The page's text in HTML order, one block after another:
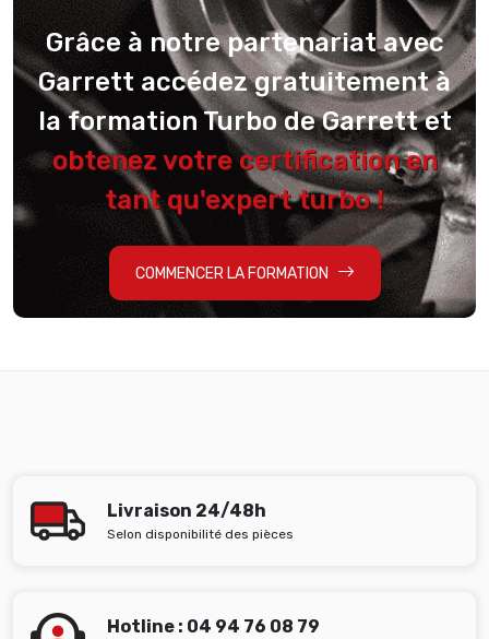
Grâce à notre partenariat avec
Garrett accédez gratuitement à
la formation Turbo de Garrett et
obtenez votre certification en
tant qu'expert turbo !
COMMENCER LA FORMATION
Livraison 24/48h
Selon disponibilité des pièces
Hotline : 04 94 76 08 79